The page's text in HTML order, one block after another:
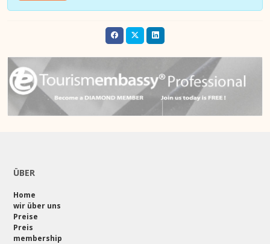
ÜBER
Home
wir über uns
Preise
Preis
membership